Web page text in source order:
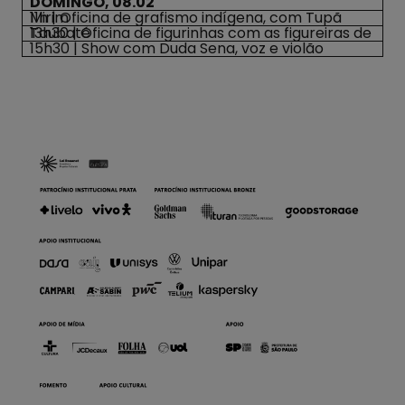
11h | Oficina de grafismo indígena, com Tupã Mirim
13h30 | Oficina de figurinhas com as figureiras de Taubaté
15h30 | Show com Duda Sena, voz e violão